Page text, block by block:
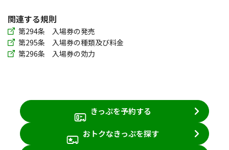
関連する規則
第294条 入場券の発売
第295条 入場券の種類及び料金
第296条 入場券の効力
きっぷを予約する
おトクなきっぷを探す